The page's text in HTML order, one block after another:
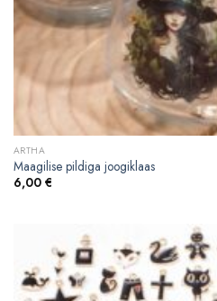
ARTHA
Maagilise pildiga joogiklaas
6,00 €